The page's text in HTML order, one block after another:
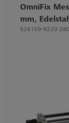
OmniFix
mm,
626109-9220-280